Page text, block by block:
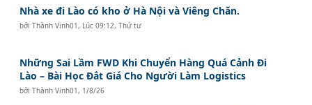
Nhà xe đi Lào có kho ở Hà Nội và Viêng Chăn.
bởiThành Vinh01 , Lúc 09:12, Thứ tư
Những Sai Lầm FWD Khi Chuyển Hàng Quá Cảnh Đi
Lào – Bài Học Đắt Giá Cho Người Làm Logistics
bởiThành Vinh01 , 1/8/26